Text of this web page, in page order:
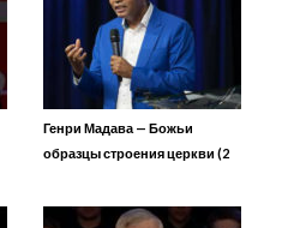
Генри Мадава — Божьи
образцы строения церкви (2